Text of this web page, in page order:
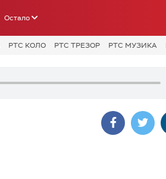
Остало
РТС КОЛО РТС ТРЕЗОР РТС МУЗИКА